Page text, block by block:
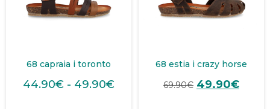
68 capraia i toronto
44.90€ - 49.90€
68 estia i crazy horse
69.90€ 49.90€